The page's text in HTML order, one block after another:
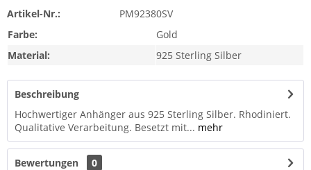
Artikel-Nr.:
PM92380SV
Farbe:
Gold
Material:
925 Sterling Silber
Beschreibung
Hochwertiger Anhänger aus 925 Sterling Silber. Rhodiniert.
Qualitative Verarbeitung. Besetzt mit... mehr
Bewertungen
0